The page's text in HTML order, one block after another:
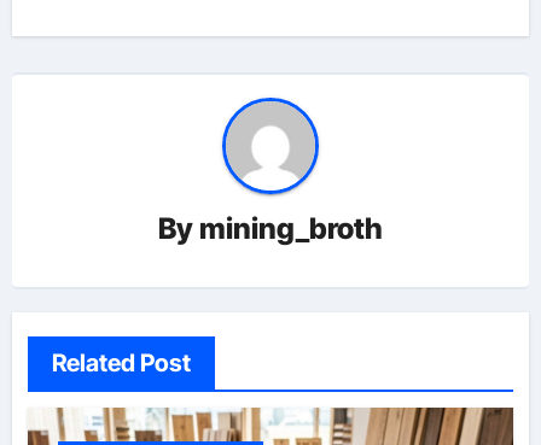
By mining_broth
Related Post